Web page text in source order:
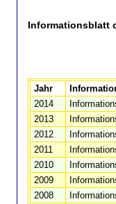
Informationsblatt
Jahr
2014
2013
2012
2011
2010
2009
2008